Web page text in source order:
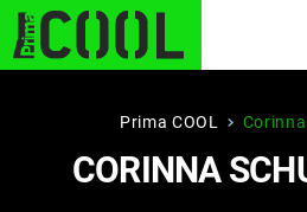
STARHOUSE BUFFY,
ESCAPE PLNEJ KOTEL
Prima COOL
CORINNA